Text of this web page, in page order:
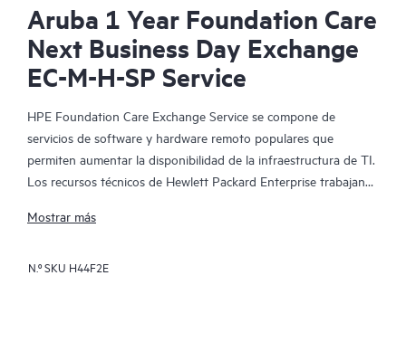
Aruba 1 Year Foundation Care
Next Business Day Exchange
EC-M-H-SP Service
HPE Foundation Care Exchange Service se compone de
servicios de software y hardware remoto populares que
permiten aumentar la disponibilidad de la infraestructura de TI.
Los recursos técnicos de Hewlett Packard Enterprise trabajan
software de tus productos de HPE.
La sustitución de hardware ofrece un servicio de intercambio
Mostrar más
N.º SKU H44F2E